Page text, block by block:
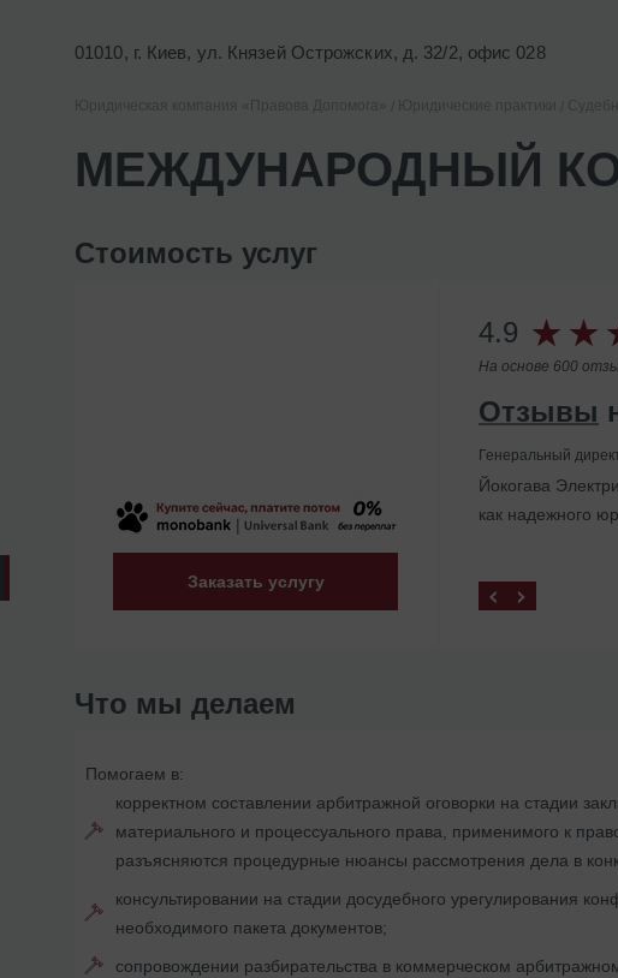
01010, г. Киев, ул. Князей Острожских, д. 32/2, офис 028
МЕЖДУНАРОДНЫЙ
Стоимость услуг
Заказать услугу
4.9
На основе 600
Отзывы
Генеральный
Йокогава
как надежного
Помогли с
Что мы делаем
Помогаем в:
корректном составлении арбитражной оговорки на стадии
материального и процессуального права, применимого к
разъясняются процедурные нюансы рассмотрения дела в
консультировании на стадии досудебного урегулирования
необходимого пакета документов;
сопровождении разбирательства в коммерческом